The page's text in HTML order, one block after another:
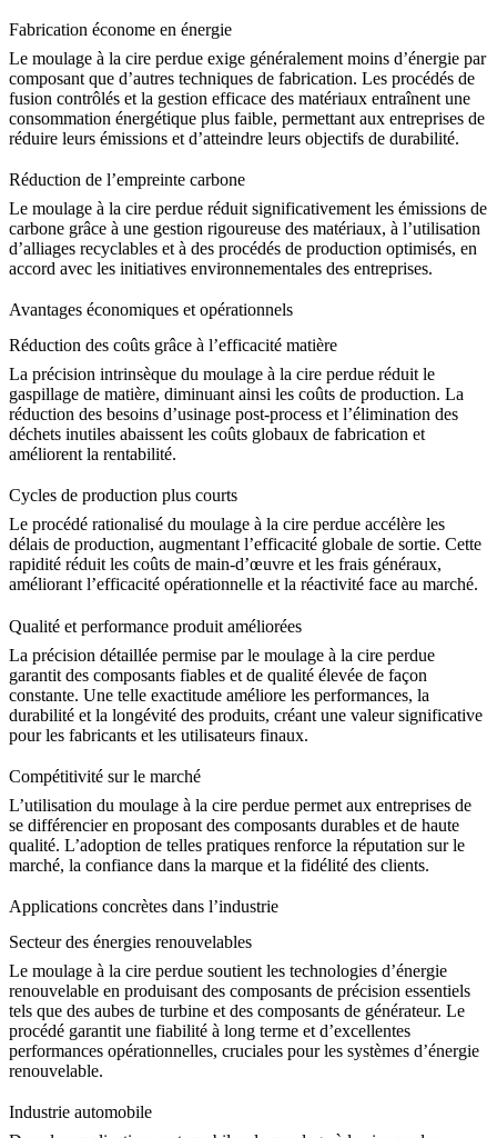
Fabrication économe en énergie
Le moulage à la cire perdue exige généralement moins d’énergie par
composant que d’autres techniques de fabrication. Les procédés de
fusion contrôlés et la gestion efficace des matériaux entraînent une
consommation énergétique plus faible, permettant aux entreprises de
réduire leurs émissions et d’atteindre leurs objectifs de durabilité.
Réduction de l’empreinte carbone
Le moulage à la cire perdue réduit significativement les émissions de
carbone grâce à une gestion rigoureuse des matériaux, à l’utilisation
d’alliages recyclables et à des procédés de production optimisés, en
accord avec les initiatives environnementales des entreprises.
Avantages économiques et opérationnels
Réduction des coûts grâce à l’efficacité matière
La précision intrinsèque du moulage à la cire perdue réduit le
gaspillage de matière, diminuant ainsi les coûts de production. La
réduction des besoins d’usinage post-process et l’élimination des
déchets inutiles abaissent les coûts globaux de fabrication et
améliorent la rentabilité.
Cycles de production plus courts
Le procédé rationalisé du moulage à la cire perdue accélère les
délais de production, augmentant l’efficacité globale de sortie. Cette
rapidité réduit les coûts de main-d’œuvre et les frais généraux,
améliorant l’efficacité opérationnelle et la réactivité face au marché.
Qualité et performance produit améliorées
La précision détaillée permise par le moulage à la cire perdue
garantit des composants fiables et de qualité élevée de façon
constante. Une telle exactitude améliore les performances, la
durabilité et la longévité des produits, créant une valeur significative
pour les fabricants et les utilisateurs finaux.
Compétitivité sur le marché
L’utilisation du moulage à la cire perdue permet aux entreprises de
se différencier en proposant des composants durables et de haute
qualité. L’adoption de telles pratiques renforce la réputation sur le
marché, la confiance dans la marque et la fidélité des clients.
Applications concrètes dans l’industrie
Secteur des énergies renouvelables
Le moulage à la cire perdue soutient les technologies d’énergie
renouvelable en produisant des composants de précision essentiels
tels que des aubes de turbine et des composants de générateur. Le
procédé garantit une fiabilité à long terme et d’excellentes
performances opérationnelles, cruciales pour les systèmes d’énergie
renouvelable.
Industrie automobile